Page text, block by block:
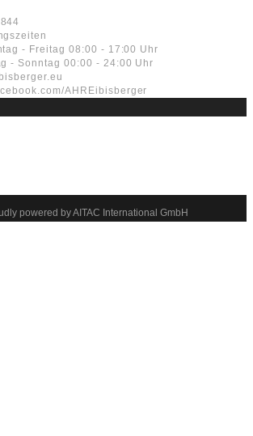
- Freitag 08:00 - 17:00 Uhr
- Sonntag 00:00 - 24:00 Uhr
AHREibisberger
powered by AITAC International GmbH